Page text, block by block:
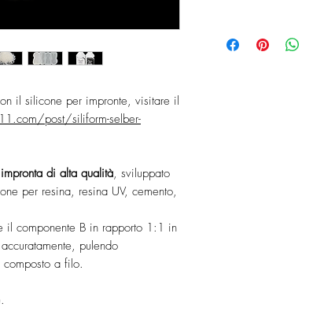
il silicone per impronte, visitare il
post/siliform-selber-
di alta qualità, sviluppato
per resina, resina UV, cemento,
il componente B in rapporto 1:1 in
pulendo
a filo.